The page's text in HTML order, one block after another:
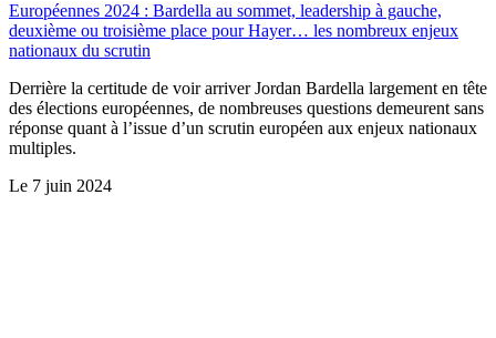
Européennes 2024 : Bardella au sommet, leadership à gauche,
deuxième ou troisième place pour Hayer… les nombreux enjeux
nationaux du scrutin
Derrière la certitude de voir arriver Jordan Bardella largement en tête
des élections européennes, de nombreuses questions demeurent sans
réponse quant à l’issue d’un scrutin européen aux enjeux nationaux
multiples.
Le 7 juin 2024